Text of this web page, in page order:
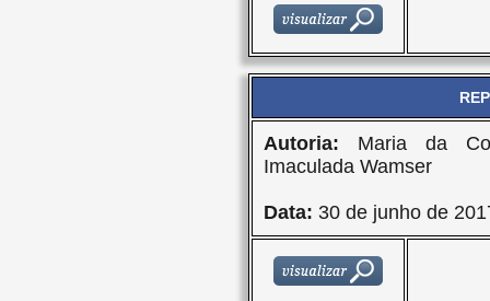
Autoria: Maria da
Imaculada Wamser
Data: 30 de junho de